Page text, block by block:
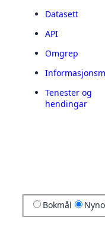
Datasett
API
Omgrep
Tenester og
hendingar
Bokmål